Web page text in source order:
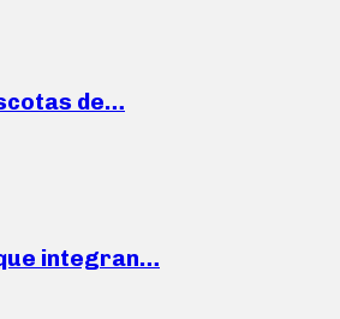
de…
integran…